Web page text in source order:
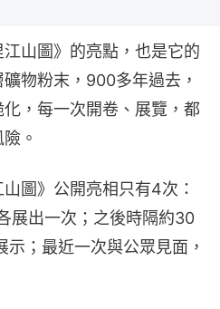
山圖》的亮點，也是它的
物粉末，900多年過去，
，每一次開卷、展覽，都
。
圖》公開亮相只有4次：
展出一次；之後時隔約30
；最近一次與公眾見面，